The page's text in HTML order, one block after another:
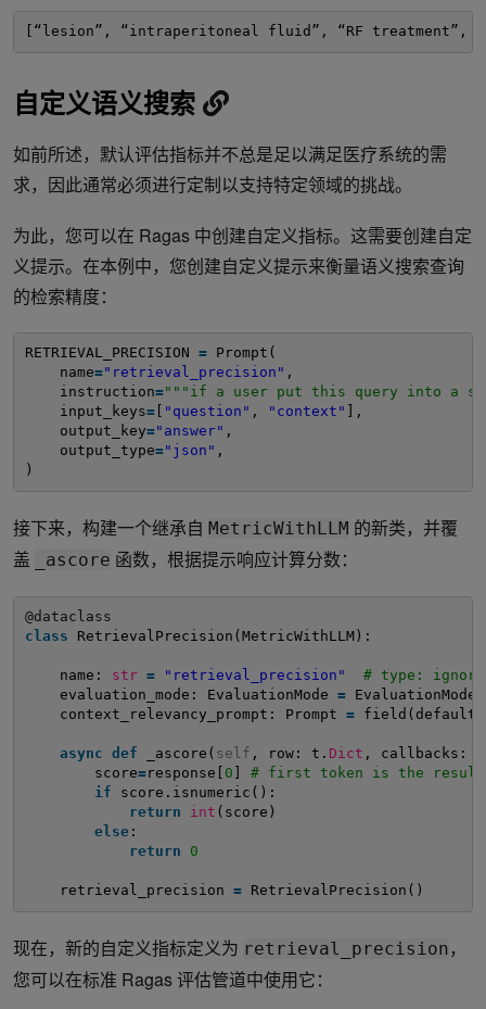
[“lesion”, “intraperitoneal fluid”, “RF treatment”,
自定义语义搜索
如前所述，默认评估指标并不总是足以满足医疗系统的需
求，因此通常必须进行定制以支持特定领域的挑战。
为此，您可以在 Ragas 中创建自定义指标。这需要创建自定
义提示。在本例中，您创建自定义提示来衡量语义搜索查询
的检索精度：
RETRIEVAL_PRECISION =
Prompt(
name="retrieval_precision" ,
instruction="""if a user put this query into a
input_keys=[ "question" , "context" ],
output_key="answer" ,
output_type="json" ,
)
接下来，构建一个继承自 MetricWithLLM 的新类，并覆
盖
_ascore 函数，根据提示响应计算分数：
@dataclass
class
RetrievalPrecision(MetricWithLLM):
name: str = "retrieval_precision"
# type: ignore
evaluation_mode: EvaluationMode =
context_relevancy_prompt: Prompt =
async def _ascore( self , row: t. Dict , callbacks:
score=response[ 0
# first token is the
if
score.isnumeric():
return
int (score)
else:
return
0
retrieval_precision = RetrievalPrecision()
现在，新的自定义指标定义为 retrieval_precision ，
您可以在标准 Ragas 评估管道中使用它：